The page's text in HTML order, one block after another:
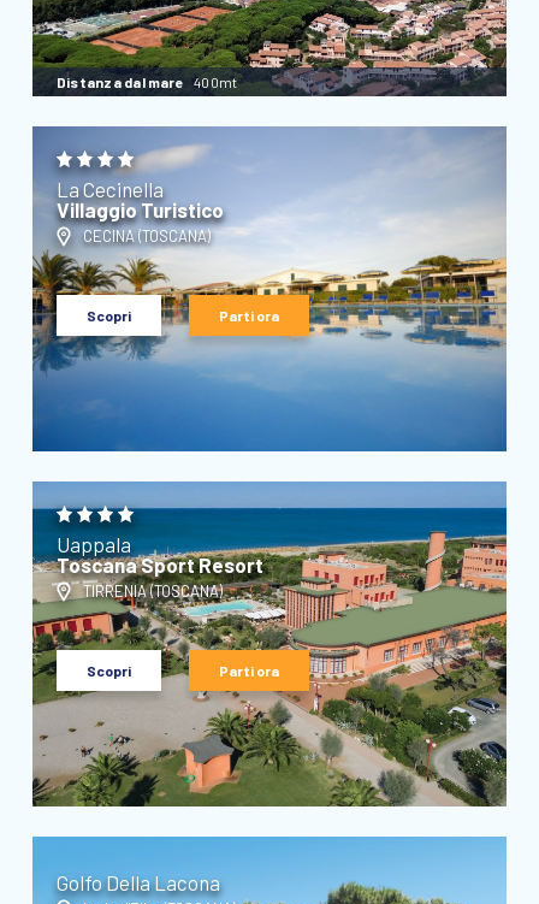
Distanza dal mare 400mt
La Cecinella
Villaggio Turistico
CECINA (TOSCANA)
Scopri Parti ora
Uappala
Toscana Sport Resort
TIRRENIA (TOSCANA)
Scopri Parti ora
Golfo Della Lacona